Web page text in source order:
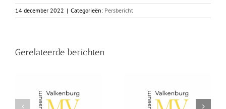
14 december 2022 | Categorieën: Persbericht
Gerelateerde berichten